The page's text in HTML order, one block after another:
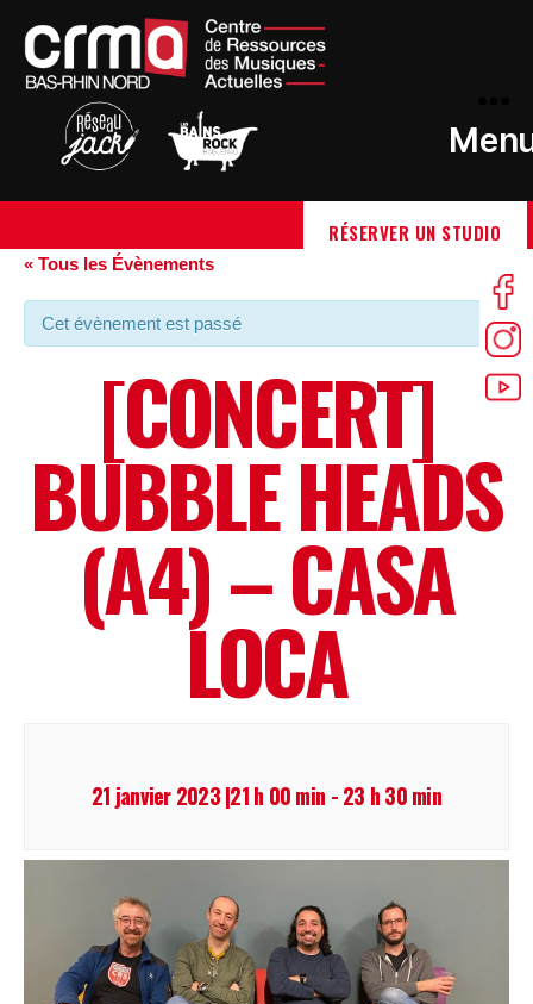
RÉSERVER UN STUDIO
« Tous les Évènements
Cet évènement est passé
[CONCERT]
BUBBLE HEADS
(A4) – CASA
LOCA
21 janvier 2023 |21 h 00 min -23 h 30 min